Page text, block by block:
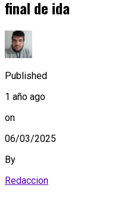
final de ida
Published
1 año ago
on
06/03/2025
By
Redaccion